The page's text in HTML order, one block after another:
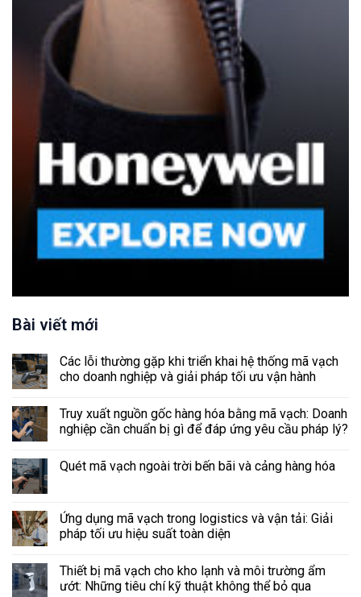
Bài viết mới
Các lỗi thường gặp khi triển khai hệ thống mã vạch
cho doanh nghiệp và giải pháp tối ưu vận hành
Truy xuất nguồn gốc hàng hóa bằng mã vạch: Doanh
nghiệp cần chuẩn bị gì để đáp ứng yêu cầu pháp lý?
Quét mã vạch ngoài trời bến bãi và cảng hàng hóa
Ứng dụng mã vạch trong logistics và vận tải: Giải
pháp tối ưu hiệu suất toàn diện
Thiết bị mã vạch cho kho lạnh và môi trường ẩm
ướt: Những tiêu chí kỹ thuật không thể bỏ qua